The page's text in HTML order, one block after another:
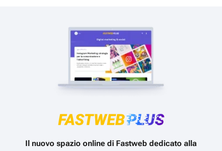
Il nuovo spazio online di Fastweb dedicato alla